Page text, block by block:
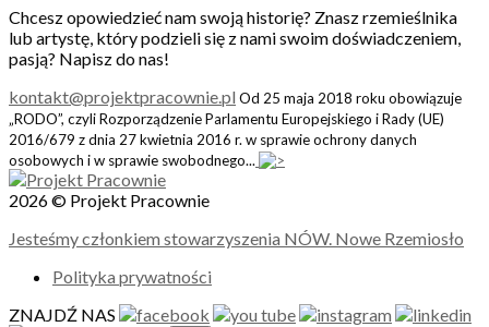
Chcesz opowiedzieć nam swoją historię? Znasz rzemieślnika
lub artystę, który podzieli się z nami swoim doświadczeniem,
pasją? Napisz do nas!
kontakt@projektpracownie.pl Od 25 maja 2018 roku obowiązuje
„RODO”, czyli Rozporządzenie Parlamentu Europejskiego i Rady (UE)
2016/679 z dnia 27 kwietnia 2016 r. w sprawie ochrony danych
osobowych i w sprawie swobodnego...
2026 © Projekt Pracownie
Jesteśmy członkiem stowarzyszenia NÓW. Nowe Rzemiosło
Polityka prywatności
ZNAJDŹ NAS